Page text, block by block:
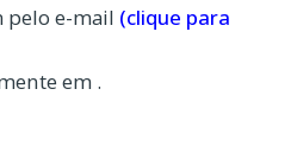
pelo e-mail (clique para
em .